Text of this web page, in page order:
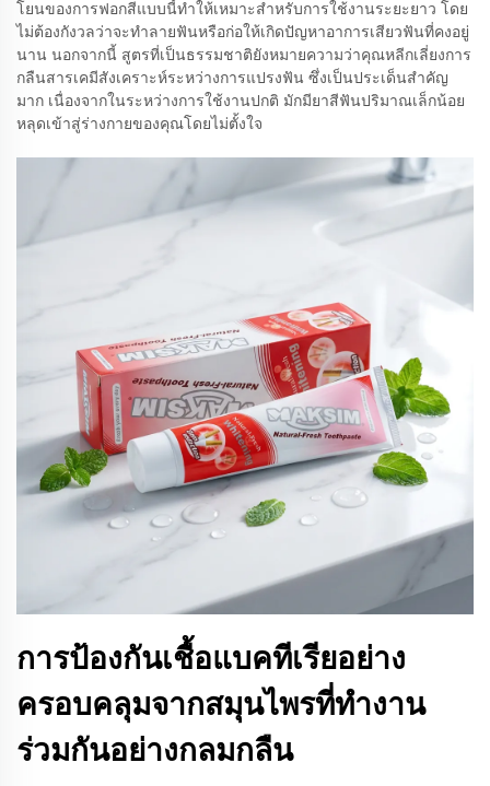
โยนของการฟอกสีแบบนี้ทำให้เหมาะสำหรับการใช้งานระยะยาว โดย
ไม่ต้องกังวลว่าจะทำลายฟันหรือก่อให้เกิดปัญหาอาการเสียวฟันที่คงอยู่
นาน นอกจากนี้ สูตรที่เป็นธรรมชาติยังหมายความว่าคุณหลีกเลี่ยงการ
กลืนสารเคมีสังเคราะห์ระหว่างการแปรงฟัน ซึ่งเป็นประเด็นสำคัญ
มาก เนื่องจากในระหว่างการใช้งานปกติ มักมียาสีฟันปริมาณเล็กน้อย
หลุดเข้าสู่ร่างกายของคุณโดยไม่ตั้งใจ
การป้องกันเชื้อแบคทีเรียอย่าง
ครอบคลุมจากสมุนไพรที่ทำงาน
ร่วมกันอย่างกลมกลืน